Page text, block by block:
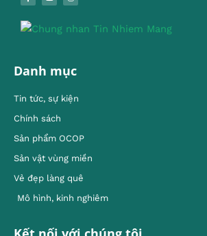
Danh mục
Tin tức, sự kiện
Chính sách
Sản phẩm OCOP
Sản vật vùng miền
Vẻ đẹp làng quê
Mô hình, kinh nghiêm